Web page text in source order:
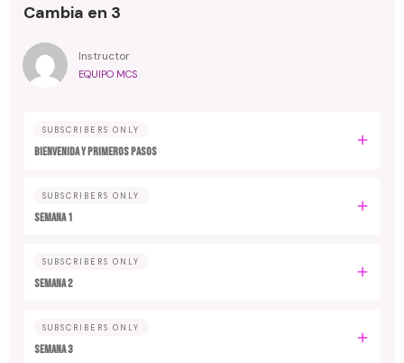
Cambia en 3
Instructor
EQUIPO MCS
SUBSCRIBERS ONLY
Bienvenida y primeros pasos
SUBSCRIBERS ONLY
Semana 1
SUBSCRIBERS ONLY
Semana 2
SUBSCRIBERS ONLY
Semana 3